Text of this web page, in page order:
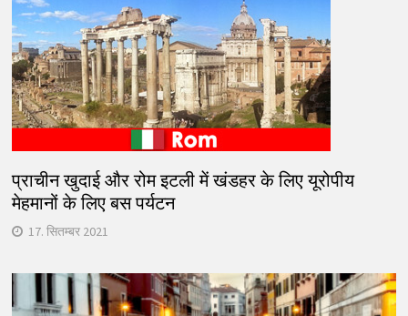
प्राचीन खुदाई और रोम इटली में खंडहर के लिए यूरोपीय
मेहमानों के लिए बस पर्यटन
17. सितम्बर 2021